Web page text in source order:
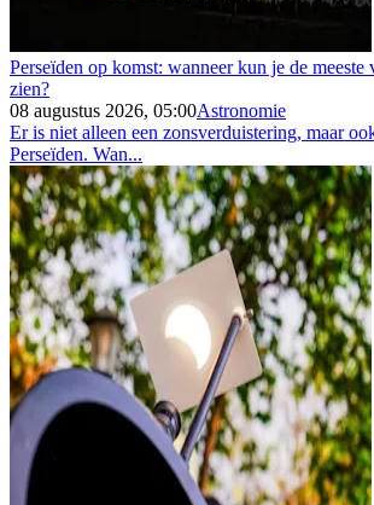
Perseïden op komst: wanneer kun je de meeste
zien?
08 augustus 2026, 05:00Astronomie
Er is niet alleen een zonsverduistering, maar
Perseïden. Wan...